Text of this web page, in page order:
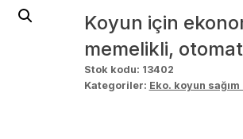
Koyun için
memelikli,
Stok kodu: 13402
Kategoriler: Eko. koyun